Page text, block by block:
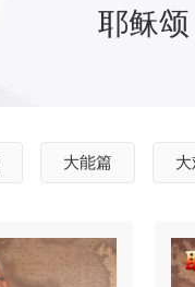
耶稣颂
大能篇